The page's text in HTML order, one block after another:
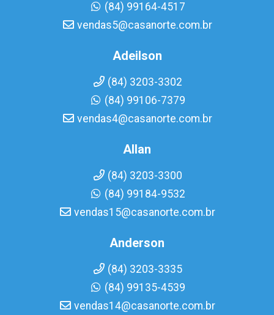
(84) 99164-4517
vendas5@casanorte.com.br
Adeilson
(84) 3203-3302
(84) 99106-7379
vendas4@casanorte.com.br
Allan
(84) 3203-3300
(84) 99184-9532
vendas15@casanorte.com.br
Anderson
(84) 3203-3335
(84) 99135-4539
vendas14@casanorte.com.br